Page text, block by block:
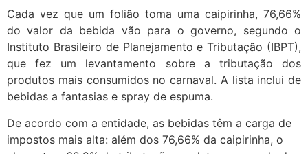
Cada vez que um folião toma uma caipirinha, 76,66%
do valor da bebida vão para o governo, segundo o
Instituto Brasileiro de Planejamento e Tributação (IBPT),
que fez um levantamento sobre a tributação dos
produtos mais consumidos no carnaval. A lista inclui de
bebidas a fantasias e spray de espuma.
De acordo com a entidade, as bebidas têm a carga de
impostos mais alta: além dos 76,66% da caipirinha, o